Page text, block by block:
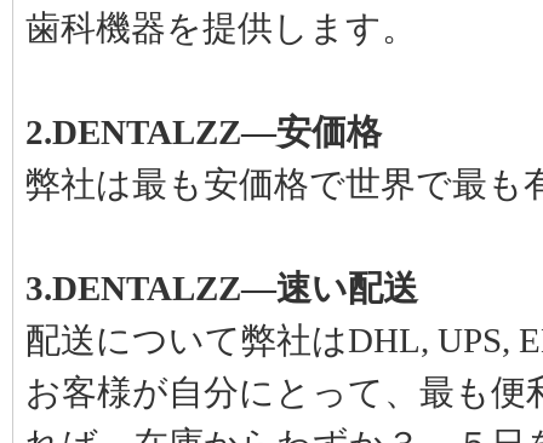
発送も迅速で、対応も丁寧でし
た。商品も期待通りの品質で、使
歯科機器を提供します。
2.DENTALZZ―安価格
弊社は最も安価格で世界で最も
3.DENTALZZ―速い配送
配送について弊社はDHL, UPS,
お客様が自分にとって、最も